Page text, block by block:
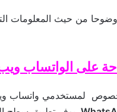
وضوحا من حيث المعلومات
على الواتساب ويب
لمستخدمي واتساب